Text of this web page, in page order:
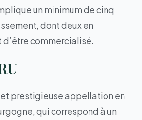
un minimum de cinq
dont deux en
commercialisé.
et prestigieuse appellation en
qui correspond à un